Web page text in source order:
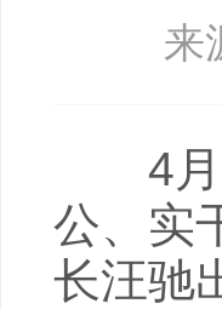
来
4月
公、实
长汪驰